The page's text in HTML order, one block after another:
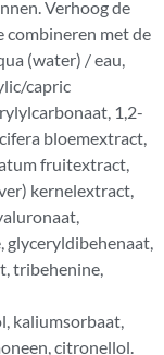
Verhoog de
met de
(water) / eau,
capric
1,2-
bloemextract,
fruitextract,
kernelextract,
glyceryldibehenaat,
tribehenine,
kaliumsorbaat,
citronellol.